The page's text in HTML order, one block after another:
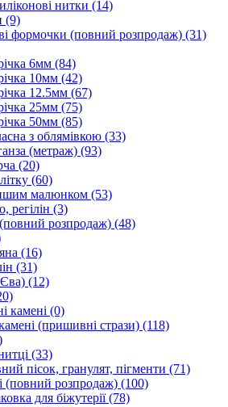
нитки (14)
(9)
формочки (повний розпродаж) (31)
6мм (84)
10мм (42)
12.5мм (67)
25мм (75)
50мм (85)
з облямівкою (33)
(метраж) (93)
(20)
(60)
малюнком (53)
регілін (3)
розпродаж) (48)
(16)
(31)
(12)
камені (0)
(пришивні стрази) (118)
(33)
пісок, гранулят, пігменти (71)
(повний розпродаж) (100)
для біжутерії(78)